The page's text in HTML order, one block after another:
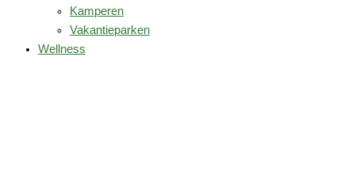
Kamperen
Vakantieparken
Wellness